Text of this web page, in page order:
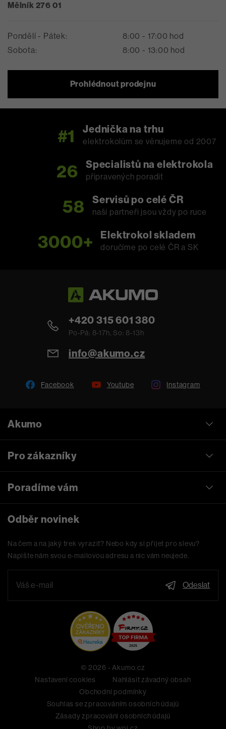
Mělník 276 01
Pondělí - Pátek:
8:00 - 17:00 hod
Sobota:
8:00 - 13:00 hod
Prohlédnout prodejnu
#1 Jednička na trhu
elektrokolům se věnujeme od 2007
26 Specialistů na elektrokola
připravených poradit
58 Servisů po celé ČR
naši partneři jsou vždy po ruce
3000+ Elektrokol skladem
doručíme po celé ČR a SK
+420 315 601 380
Po-Pá: 8-17h, So: 8-13h
info@akumo.cz
Facebook Youtube Instagram
Akumo
Pro zákazníky
Poradíme vám
Odběr novinek
Na čem a na jaký trek vyrazit? Nebo kdy si přijet pro slevu?
Napište nám svou e-mailovou adresu a nic vám neujede.
Odeslat
© 2026 - Akumo.cz
Nastavení cookies
Nahlásit závadný obsah
Obchodní podmínky
Souhlas se zpracováním osobních údajů
Zásady zpracování osobních údajů